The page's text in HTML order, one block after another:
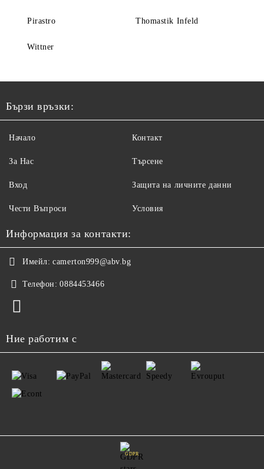
Pirastro Thomastik Infeld
Wittner
Бързи връзки:
Начало
За Нас
Вход
Чести Въпроси
Контакт
Търсене
Защита на личните данни
Условия
Информация за контакти:
Имейл: camerton999@abv.bg
Телефон: 0884453466
Ние работим с
GDPR